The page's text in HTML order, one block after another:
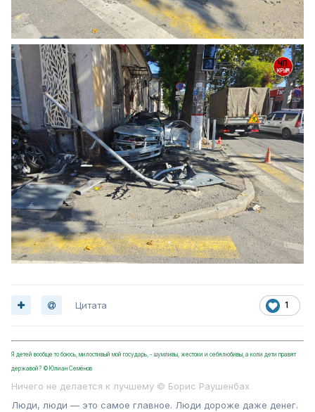
1
Цитата
Я детей вообще то боюсь, милостивый мой государь, - шумливы, жестоки и себялюбивы, а коли дети правят
державой? ©Юлиан Семёнов
Ничего не делается к лучшему © Борис Раушенбах
Люди, люди — это самое главное. Люди дороже даже денег.